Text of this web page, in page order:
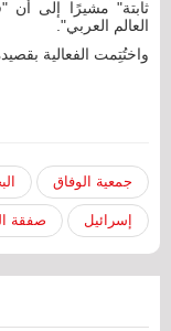
ثابتة" مشيرًا إلى أن
العالم العربي".
واختُتِمت الفعالية
جمعية الوفاق
إسرائيل صفقة